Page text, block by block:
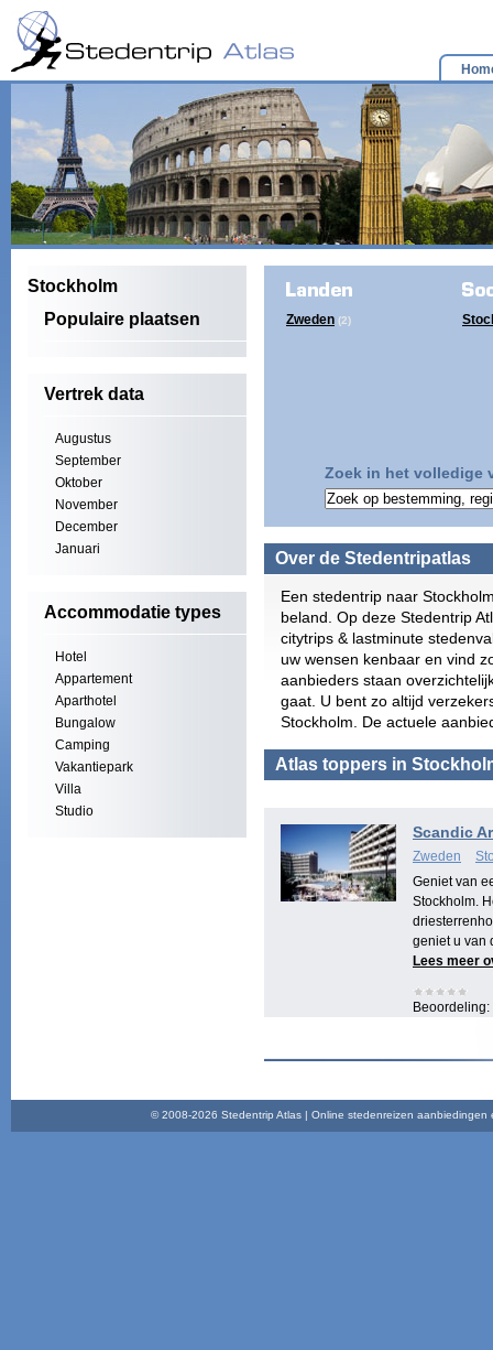
Stockholm
Populaire plaatsen
Vertrek data
Augustus
September
Oktober
November
December
Januari
Accommodatie types
Hotel
Appartement
Aparthotel
Bungalow
Camping
Vakantiepark
Villa
Studio
Zweden (2)
Zoek in het volledige
Over de Stedentripatlas
Een stedentrip naar
beland. Op deze Stedentrip
citytrips & lastminute
uw wensen kenbaar en vind
aanbieders staan
gaat. U bent zo altijd
Stockholm. De actuele
Atlas toppers in
Scandic
Zweden
Geniet van
Stockholm.
geniet u van
Lees meer
Beoordeling:
© 2008-2026 Stedentrip Atlas | Online stedenreizen